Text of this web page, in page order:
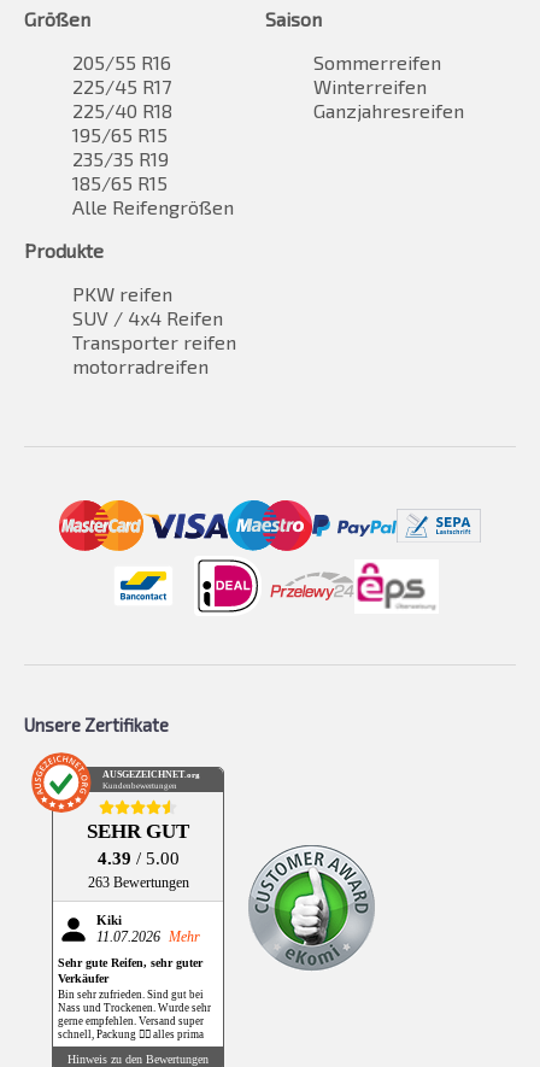
Größen
205/55 R16
225/45 R17
225/40 R18
195/65 R15
235/35 R19
185/65 R15
Alle Reifengrößen
Saison
Sommerreifen
Winterreifen
Ganzjahresreifen
Produkte
PKW reifen
SUV / 4x4 Reifen
Transporter reifen
motorradreifen
Unsere Zertifikate
AUSGEZEICHNET .org
Kundenbewertungen
SEHR GUT
4.39 / 5.00
263 Bewertungen
Kiki
11.07.2026 Mehr
Sehr gute Reifen, sehr guter
Verkäufer
Bin sehr zufrieden. Sind gut bei
Nass und Trockenen. Wurde sehr
gerne empfehlen. Versand super
schnell, Packung 👌🏻 alles prima
Hinweis zu den Bewertungen